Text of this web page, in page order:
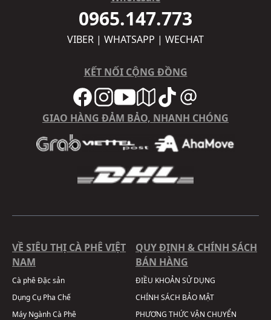
0965.147.773
VIBER | WHATSAPP | WECHAT
KẾT NỐI CỘNG ĐỒNG
GIAO HÀNG ĐẢM BẢO, NHANH CHÓNG
VỀ SIÊU THỊ CÀ PHÊ VIỆT
NAM
Cà phê Đặc sản
Dụng Cụ Pha Chế
Máy Ngành Cà Phê
QUY ĐỊNH & CHÍNH SÁCH
BÁN HÀNG
ĐIỀU KHOẢN SỬ DỤNG
CHÍNH SÁCH BẢO MẬT
PHƯƠNG THỨC VẬN CHUYỂN